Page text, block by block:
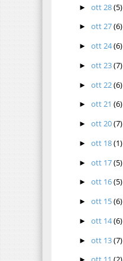
►ott 28(5)
►ott 27(6)
►ott 24(6)
►ott 23(7)
►ott 22(6)
►ott 21(6)
►ott 20(7)
►ott 18(1)
►ott 17(5)
►ott 16(5)
►ott 15(6)
►ott 14(6)
►ott 13(7)